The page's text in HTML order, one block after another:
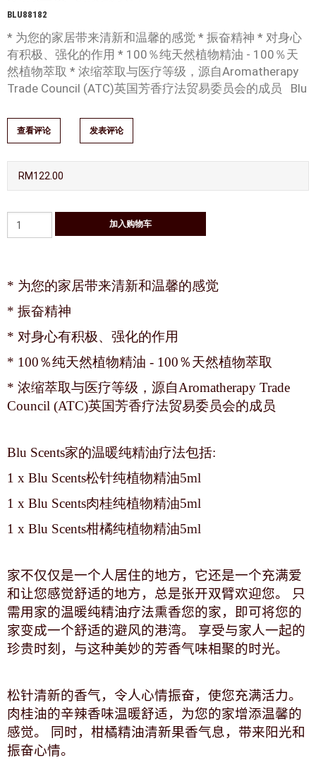
BLU88182
* 为您的家居带来清新和温馨的感觉 * 振奋精神 * 对身心
有积极、强化的作用 * 100％纯天然植物精油 - 100％天
然植物萃取 * 浓缩萃取与医疗等级，源自Aromatherapy
Trade Council (ATC)英国芳香疗法贸易委员会的成员 Blu
查看评论 发表评论
RM122.00
* 为您的家居带来清新和温馨的感觉
* 振奋精神
* 对身心有积极、强化的作用
* 100％纯天然植物精油 - 100％天然植物萃取
* 浓缩萃取与医疗等级，源自Aromatherapy Trade
Council (ATC)英国芳香疗法贸易委员会的成员
Blu Scents家的温暖纯精油疗法包括:
1 x Blu Scents松针纯植物精油5ml
1 x Blu Scents肉桂纯植物精油5ml
1 x Blu Scents柑橘纯植物精油5ml
家不仅仅是一个人居住的地方，它还是一个充满爱
和让您感觉舒适的地方，总是张开双臂欢迎您。 只
需用家的温暖纯精油疗法熏香您的家，即可将您的
家变成一个舒适的避风的港湾。 享受与家人一起的
珍贵时刻，与这种美妙的芳香气味相聚的时光。
松针清新的香气，令人心情振奋，使您充满活力。
肉桂油的辛辣香味温暖舒适，为您的家增添温馨的
感觉。 同时，柑橘精油清新果香气息，带来阳光和
振奋心情。